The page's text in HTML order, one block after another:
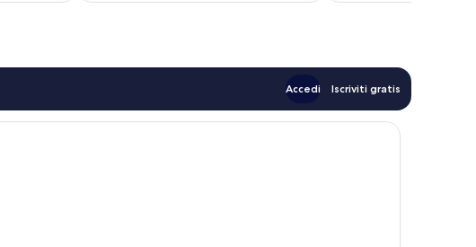
Accedi Iscriviti gratis